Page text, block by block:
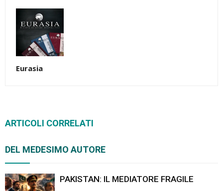
Eurasia
ARTICOLI CORRELATI
DEL MEDESIMO AUTORE
PAKISTAN: IL MEDIATORE FRAGILE